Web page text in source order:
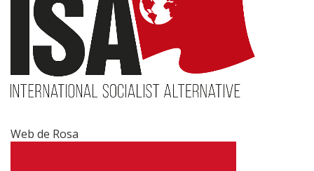
Web de Rosa